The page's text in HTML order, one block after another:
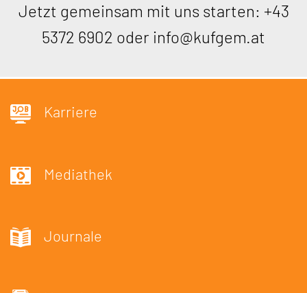
Jetzt gemeinsam mit uns starten: +43
5372 6902 oder info@kufgem.at
Karriere
Mediathek
Journale